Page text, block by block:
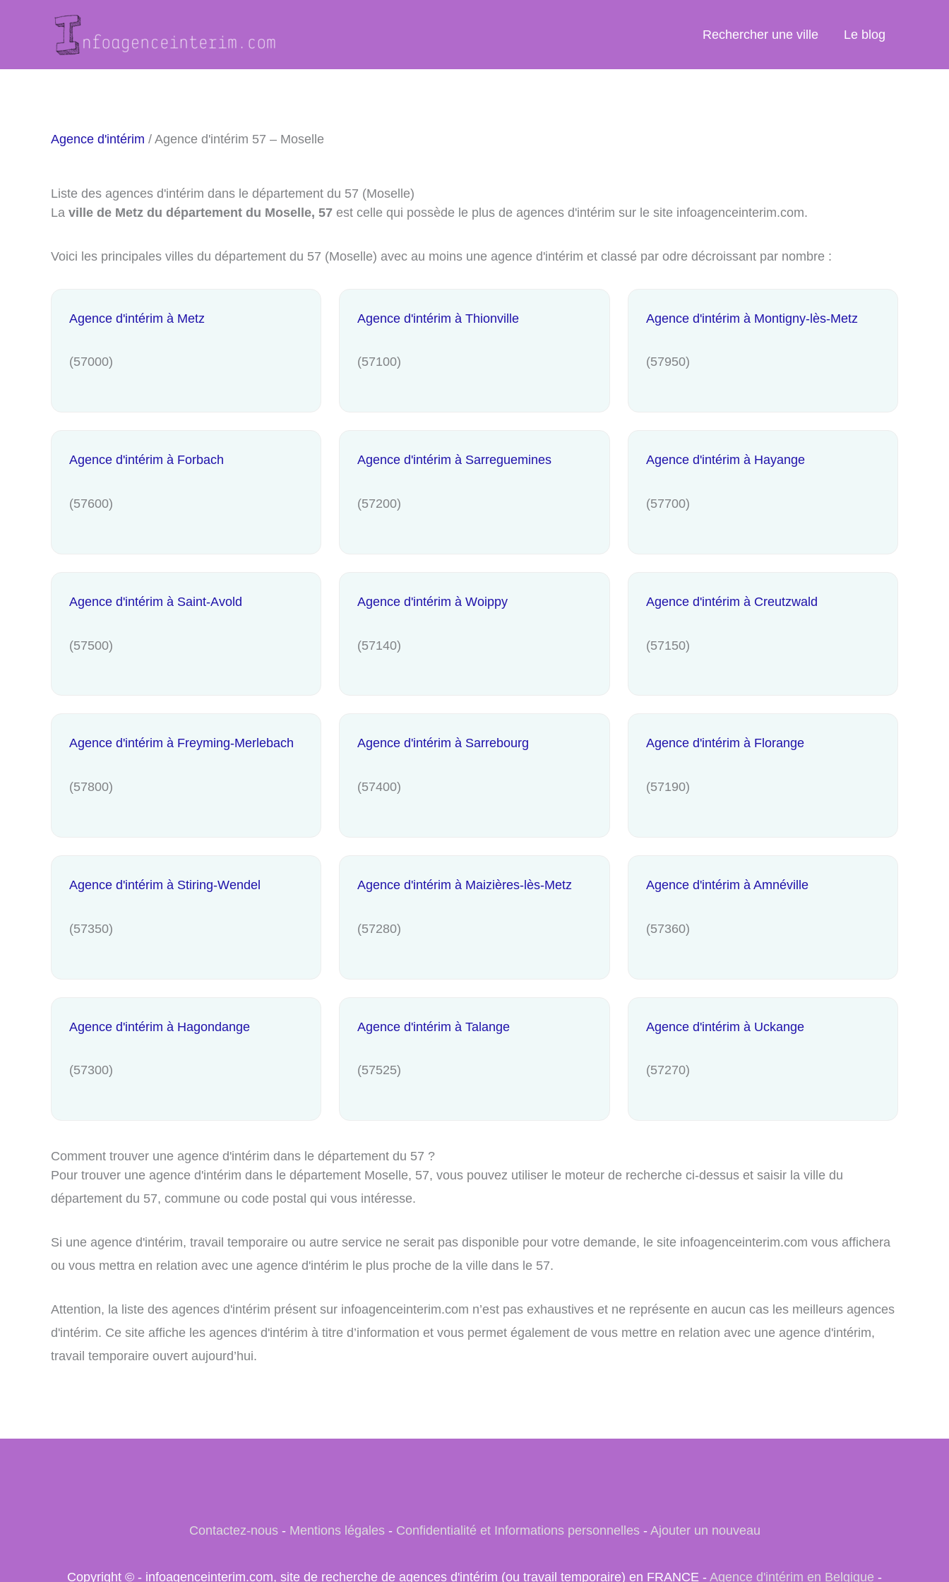
Rechercher une ville Le blog
Agence d'intérim / Agence d'intérim 57 – Moselle
Liste des agences d'intérim dans le département du 57 (Moselle)
La ville de Metz du département du Moselle, 57 est celle qui possède le plus de agences d'intérim sur le site infoagenceinterim.com.
Voici les principales villes du département du 57 (Moselle) avec au moins une agence d'intérim et classé par odre décroissant par nombre :
Agence d'intérim à Metz
(57000)
Agence d'intérim à Thionville
(57100)
Agence d'intérim à Montigny-lès-Metz
(57950)
Agence d'intérim à Forbach
(57600)
Agence d'intérim à Sarreguemines
(57200)
Agence d'intérim à Hayange
(57700)
Agence d'intérim à Saint-Avold
(57500)
Agence d'intérim à Woippy
(57140)
Agence d'intérim à Creutzwald
(57150)
Agence d'intérim à Freyming-Merlebach
(57800)
Agence d'intérim à Sarrebourg
(57400)
Agence d'intérim à Florange
(57190)
Agence d'intérim à Stiring-Wendel
(57350)
Agence d'intérim à Maizières-lès-Metz
(57280)
Agence d'intérim à Amnéville
(57360)
Agence d'intérim à Hagondange
(57300)
Agence d'intérim à Talange
(57525)
Agence d'intérim à Uckange
(57270)
Comment trouver une agence d'intérim dans le département du 57 ?
Pour trouver une agence d'intérim dans le département Moselle, 57, vous pouvez utiliser le moteur de recherche ci-dessus et saisir la ville du
département du 57, commune ou code postal qui vous intéresse.
Si une agence d'intérim, travail temporaire ou autre service ne serait pas disponible pour votre demande, le site infoagenceinterim.com vous affichera
ou vous mettra en relation avec une agence d'intérim le plus proche de la ville dans le 57.
Attention, la liste des agences d'intérim présent sur infoagenceinterim.com n’est pas exhaustives et ne représente en aucun cas les meilleurs agences
d'intérim. Ce site affiche les agences d'intérim à titre d’information et vous permet également de vous mettre en relation avec une agence d'intérim,
travail temporaire ouvert aujourd’hui.
Contactez-nous- Mentions légales- Confidentialité et Informations personnelles- Ajouter un nouveau
Copyright © - infoagenceinterim.com, site de recherche de agences d'intérim (ou travail temporaire) en FRANCE - Agence d'intérim en Belgique -